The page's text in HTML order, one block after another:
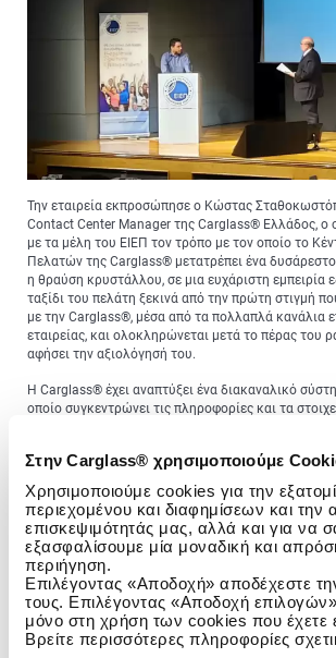
Στην Carglass® χρησιμοποιούμε
Χρησιμοποιούμε cookies για την
περιεχομένου και διαφημίσεων και την
επισκεψιμότητάς μας, αλλά και για να
εξασφαλίσουμε μία μοναδική και
περιήγηση.
Επιλέγοντας «Αποδοχή» αποδέχεστε
τους. Επιλέγοντας «Αποδοχή επιλογών»
μόνο στη χρήση των cookies που έχετε
Βρείτε περισσότερες πληροφορίες
Την εταιρεία εκπροσώπησε ο Κώστας
Contact Center Manager της Carglass® Ελλάδος, ο
με τα μέλη του ΕΙΕΠ τον τρόπο με τον οποίο το
Πελατών της Carglass® μετατρέπει ένα
η θραύση κρυστάλλου, σε μια ευχάριστη εμπειρία
ταξίδι του πελάτη ξεκινά από την πρώτη στιγμή
με την Carglass®, μέσα από τα πολλαπλά κανάλια
εταιρείας, και ολοκληρώνεται μετά το πέρας του
αφήσει την αξιολόγησή του.
Η Carglass® έχει αναπτύξει ένα διακαναλικό
οποίο συγκεντρώνει τις πληροφορίες και τα
επικοινωνία, στην αμεσότητα και στην ταχύτητα
αίτημα, για μια ενιαία και αδιάλειπτη εμπειρία
στάδιο της διαδικασίας, οι πελάτες λαμβάνουν
πληροφόρηση σε κάθε επικοινωνία τους με την
χρειάζεται να επαναλαμβάνουν το περιστατικό ή τα
Για την Carglass® αποτελεί προτεραιότητα η
εξατομικευμένης εμπειρίας εξυπηρέτησης σε κάθε
υπευθυνότητα και ασφάλεια.